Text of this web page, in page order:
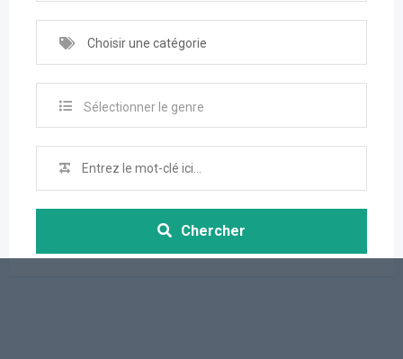
Choisir une catégorie
Sélectionner le genre
Chercher